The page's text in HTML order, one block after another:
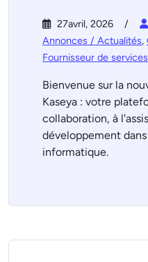
27avril, 2026
Annonces / Actualités,
Fournisseur de
Bienvenue sur la
Kaseya : votre
collaboration, à
développement
informatique.